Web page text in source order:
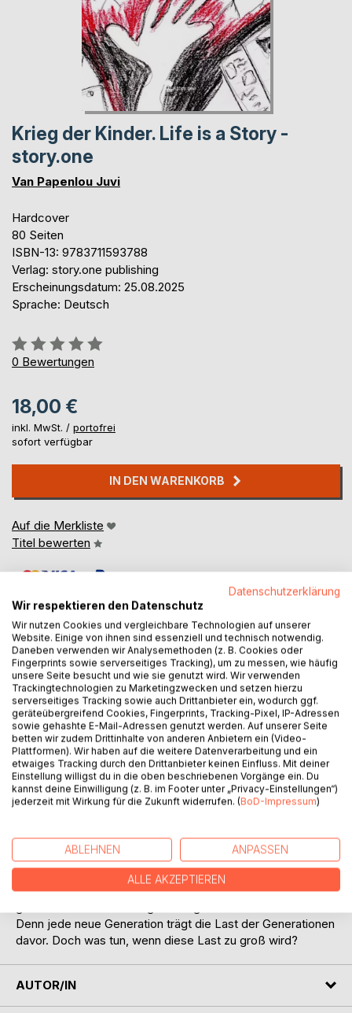
Krieg der Kinder. Life is a Story -
story.one
Van Papenlou Juvi
Hardcover
80 Seiten
ISBN-13: 9783711593788
Verlag: story.one publishing
Erscheinungsdatum: 25.08.2025
Sprache: Deutsch
Bewertung::
0%
0 Bewertungen
18,00 €
inkl. MwSt. / portofrei
sofort verfügbar
IN DEN WARENKORB
Auf die Merkliste
Titel bewerten
BESCHREIBUNG
Kinder! Unsere Zukunft! Zahlreiche dunkle Einflüsse dringen
heutzutage ins Bewusstsein unserer jüngsten
Erdbewohner*innen. Social Media und Fake News sowie
Umweltverschmutzung, Krieg und Zerstörung breiten sich
aus. Was macht das mit unseren kleinsten
Mitbewohnern/innen sprich unserer Zukunft? Machtlose
Erzieher*innen, politisches Versagen und Eltern, die mit
positiv zur Situation bei. Doch wie kann das Schlimmste
verhindert werden? Wenn unsere Kinder untergehen, wird
unsere Welt mit ihnen sterben.
Dieses Buch zeigt, wie die normale Welt schneller als
Denn jede neue Generation trägt die Last der Generationen
davor. Doch was tun, wenn diese Last zu groß wird?
AUTOR/IN
Datenschutzerklärung
Wir respektieren den Datenschutz
Wir nutzen Cookies und vergleichbare Technologien auf unserer
Website. Einige von ihnen sind essenziell und technisch notwendig.
Daneben verwenden wir Analysemethoden (z. B. Cookies oder
Fingerprints sowie serverseitiges Tracking), um zu messen, wie häufig
unsere Seite besucht und wie sie genutzt wird. Wir verwenden
Trackingtechnologien zu Marketingzwecken und setzen hierzu
serverseitiges Tracking sowie auch Drittanbieter ein, wodurch ggf.
geräteübergreifend Cookies, Fingerprints, Tracking-Pixel, IP-Adressen
sowie gehashte E-Mail-Adressen genutzt werden. Auf unserer Seite
betten wir zudem Drittinhalte von anderen Anbietern ein (Video-
Plattformen). Wir haben auf die weitere Datenverarbeitung und ein
etwaiges Tracking durch den Drittanbieter keinen Einfluss. Mit deiner
Einstellung willigst du in die oben beschriebenen Vorgänge ein. Du
kannst deine Einwilligung (z. B. im Footer unter „Privacy-Einstellungen“)
jederzeit mit Wirkung für die Zukunft widerrufen. (BoD-Impressum)
ABLEHNEN ANPASSEN
ALLE AKZEPTIEREN